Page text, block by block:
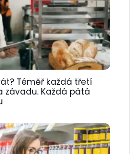
Téměř každá třetí
závadu. Každá pátá